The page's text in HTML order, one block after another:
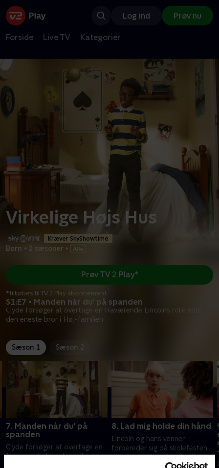
Log ind Prøv nu
Forside Live TV Kategorier
Virkelige Højs Hus
Kræver SkyShowtime
Børn • 2 sæsoner •
S1:E7 • Manden når du' på spanden
Clyde forsøger at overtage en fraværende Lincolns rolle som
den eneste bror i Høj-familien
Prøv TV 2 Play*
*tilkøbes til TV 2 Play abonnement
Sæson 1 Sæson 2
7. Manden når du' på
spanden
Clyde forsøger at overtage en
fraværende Lincolns rolle som
8. Lad mig holde din hånd
Lincoln og hans venner
forbereder sig på skolefesten
og er spændte på potentiel